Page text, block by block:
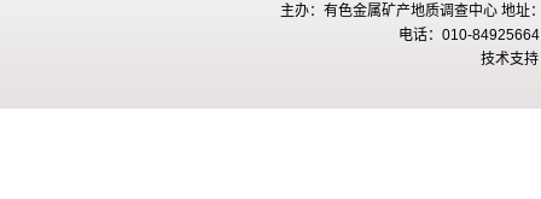
主办：有色金属矿产地质调查中心 地址
电话：010-
技术支